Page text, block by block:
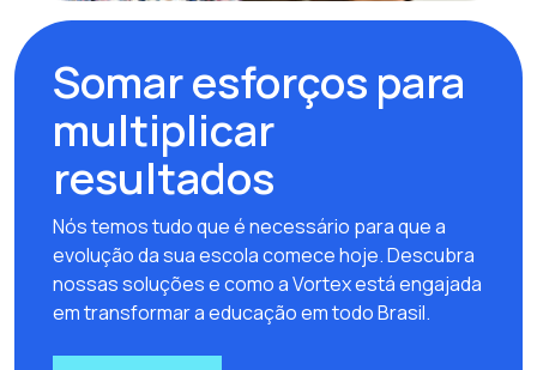
Somar esforços para
multiplicar
resultados
Nós temos tudo que é necessário para que a
evolução da sua escola comece hoje. Descubra
nossas soluções e como a Vortex está engajada
em transformar a educação em todo Brasil.